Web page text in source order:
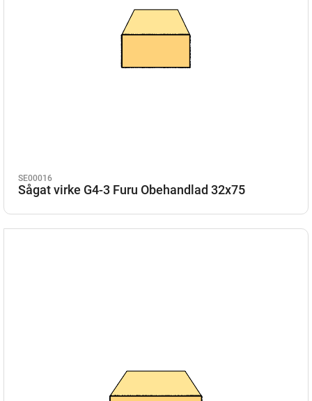
SE00016
Sågat virke G4-3 Furu Obehandlad 32x75